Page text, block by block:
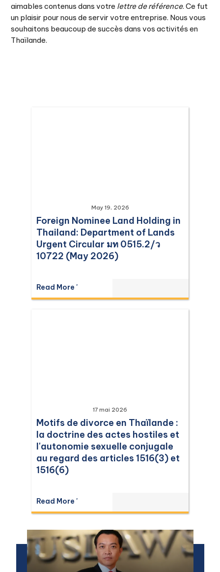
aimables contenus dans votre lettre de référence. Ce fut
un plaisir pour nous de servir votre entreprise. Nous vous
souhaitons beaucoup de succès dans vos activités en
Thaïlande.
May 19, 2026
Foreign Nominee Land Holding in
Thailand: Department of Lands
Urgent Circular มท 0515.2/ว
10722 (May 2026)
Read More '
17 mai 2026
Motifs de divorce en Thaïlande :
la doctrine des actes hostiles et
l'autonomie sexuelle conjugale
au regard des articles 1516(3) et
1516(6)
Read More '